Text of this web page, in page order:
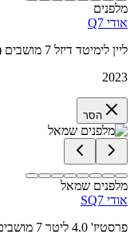
מלפנים
אודי Q7
50 TDI קוואטרו S ליין לימיטד דיזל 7 מושבים (דור 2 מעודכן)
2023
הסר
מלפנים שמאל
אודי SQ7
פרסטיז' 4.0 ליטר 7 מושבים (דור 2 מעודכן)